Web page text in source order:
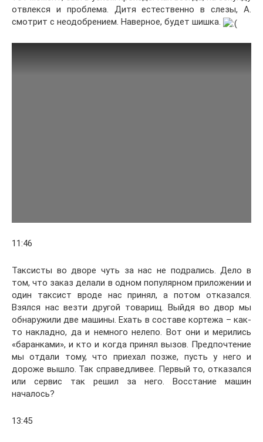
отвлекся и проблема. Дитя естественно в слезы, А.
смотрит с неодобрением. Наверное, будет шишка.
11:46
Таксисты во дворе чуть за нас не подрались. Дело в
том, что заказ делали в одном популярном приложении и
один таксист вроде нас принял, а потом отказался.
Взялся нас везти другой товарищ. Выйдя во двор мы
обнаружили две машины. Ехать в составе кортежа – как-
то накладно, да и немного нелепо. Вот они и мерились
«баранками», и кто и когда принял вызов. Предпочтение
мы отдали тому, что приехал позже, пусть у него и
дороже вышло. Так справедливее. Первый то, отказался
или сервис так решил за него. Восстание машин
началось?
13:45